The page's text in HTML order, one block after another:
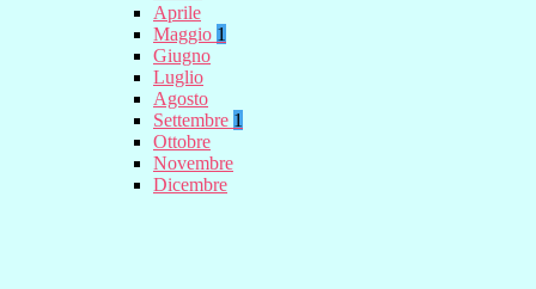
Aprile
Maggio 1
Giugno
Luglio
Agosto
Settembre 1
Ottobre
Novembre
Dicembre